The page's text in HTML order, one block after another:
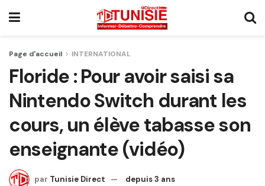
Page d'accueil INTERNATIONAL
Floride : Pour avoir saisi sa
Nintendo Switch durant les
cours, un élève tabasse son
enseignante (vidéo)
par Tunisie Direct depuis 3 ans